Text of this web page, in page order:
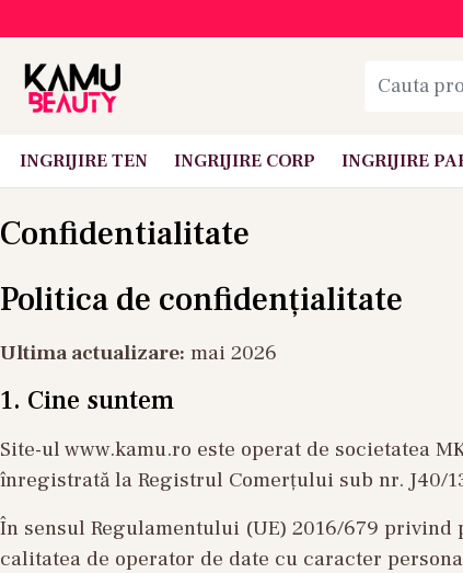
INGRIJIRE TEN INGRIJIRE CORP INGRIJIRE
Confidentialitate
Politica de confidențialitate
Ultima actualizare: mai 2026
1. Cine suntem
Site-ul www.kamu.ro este operat de societatea
înregistrată la Registrul Comerțului sub nr. J40/
În sensul Regulamentului (UE) 2016/679 privind
calitatea de operator de date cu caracter